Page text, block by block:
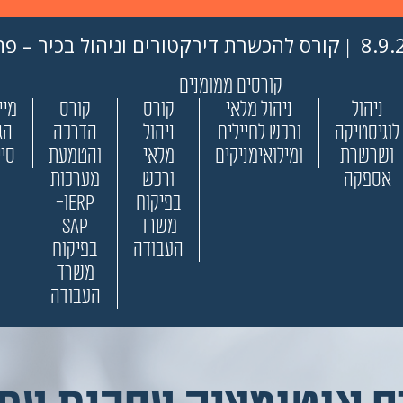
דירקטורים וניהול בכיר – פתיחה ב- 31.8.26
קורסים ממומנים
ניהול
לוגיסטיקה
ושרשרת
אספקה
ניהול מלאי
ורכש לחיילים
ומילואימניקים
קורס
ניהול
מלאי
ורכש
בפיקוח
משרד
העבודה
קורס
הדרכה
והטמעת
מערכות
ERPו-
SAP
בפיקוח
משרד
העבודה